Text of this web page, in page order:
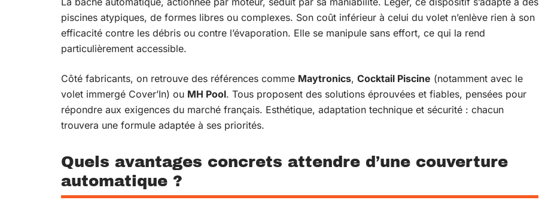
piscines atypiques, de formes libres ou complexes. Son coût inférieur à celui du volet n’enlève rien à son
efficacité contre les débris ou contre l’évaporation. Elle se manipule sans effort, ce qui la rend
particulièrement accessible.
Côté fabricants, on retrouve des références comme Maytronics, Cocktail Piscine (notamment avec le
volet immergé Cover’In) ou MH Pool. Tous proposent des solutions éprouvées et fiables, pensées pour
répondre aux exigences du marché français. Esthétique, adaptation technique et sécurité : chacun
trouvera une formule adaptée à ses priorités.
Quels avantages concrets attendre d’une couverture
automatique ?